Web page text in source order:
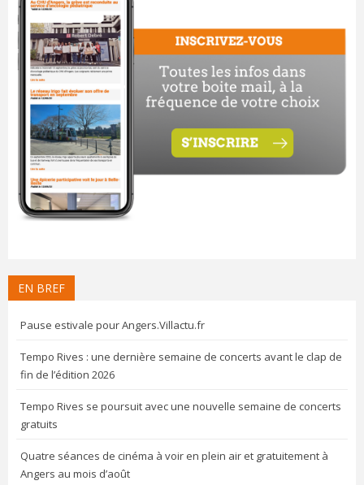
EN BREF
Pause estivale pour Angers.Villactu.fr
Tempo Rives : une dernière semaine de concerts avant le clap de
fin de l’édition 2026
Tempo Rives se poursuit avec une nouvelle semaine de concerts
gratuits
Quatre séances de cinéma à voir en plein air et gratuitement à
Angers au mois d’août